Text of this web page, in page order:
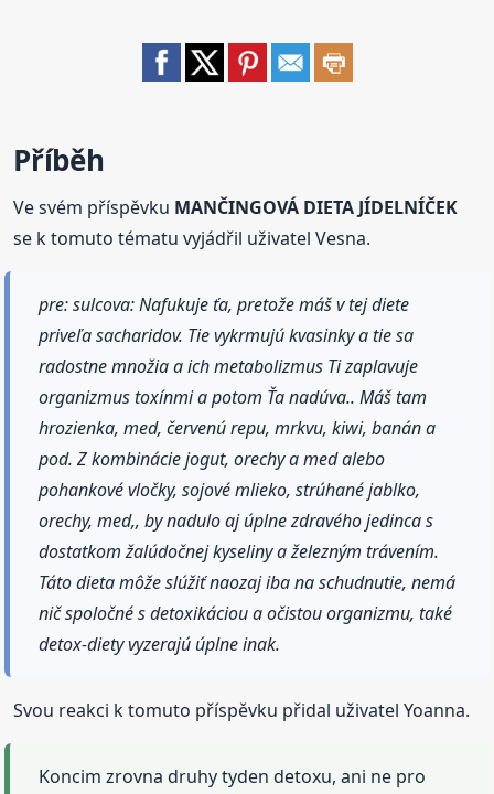
Příběh
Ve svém příspěvku MANČINGOVÁ DIETA JÍDELNÍČEK
se k tomuto tématu vyjádřil uživatel Vesna.
pre: sulcova: Nafukuje ťa, pretože máš v tej diete
priveľa sacharidov. Tie vykrmujú kvasinky a tie sa
radostne množia a ich metabolizmus Ti zaplavuje
organizmus toxínmi a potom Ťa nadúva.. Máš tam
hrozienka, med, červenú repu, mrkvu, kiwi, banán a
pod. Z kombinácie jogut, orechy a med alebo
pohankové vločky, sojové mlieko, strúhané jablko,
orechy, med,, by nadulo aj úplne zdravého jedinca s
dostatkom žalúdočnej kyseliny a železným trávením.
Táto dieta môže slúžiť naozaj iba na schudnutie, nemá
nič spoločné s detoxikáciou a očistou organizmu, také
detox-diety vyzerajú úplne inak.
Svou reakci k tomuto příspěvku přidal uživatel Yoanna.
Koncim zrovna druhy tyden detoxu, ani ne pro